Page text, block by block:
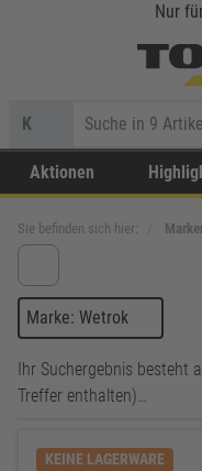
Nur
K
Aktionen
Sie befinden sich hier:
Marke: Wetrok
Ihr Suchergebnis besteht
Treffer enthalten)…
KEINE LAGERWARE